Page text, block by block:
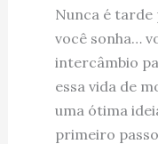
Nunca é tarde
você sonha…
intercâmbio
essa vida de
uma ótima
primeiro